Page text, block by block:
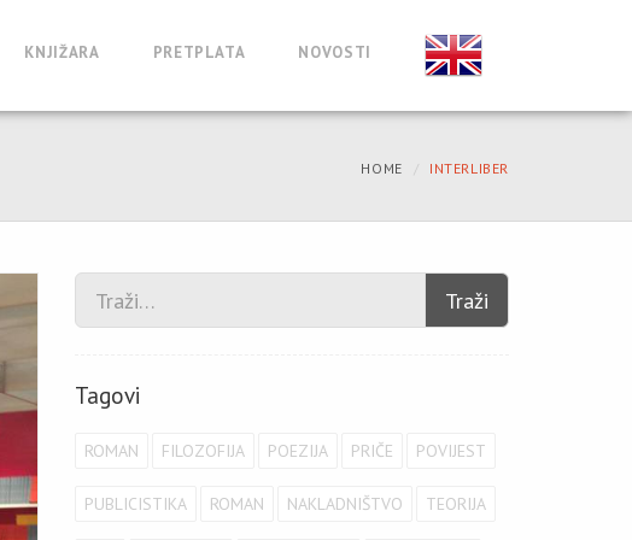
KNJIŽARA PRETPLATA NOVOSTI
HOME INTERLIBER
Traži
Tagovi
ROMAN FILOZOFIJA POEZIJA PRIČE POVIJEST
PUBLICISTIKA ROMAN NAKLADNIŠTVO TEORIJA